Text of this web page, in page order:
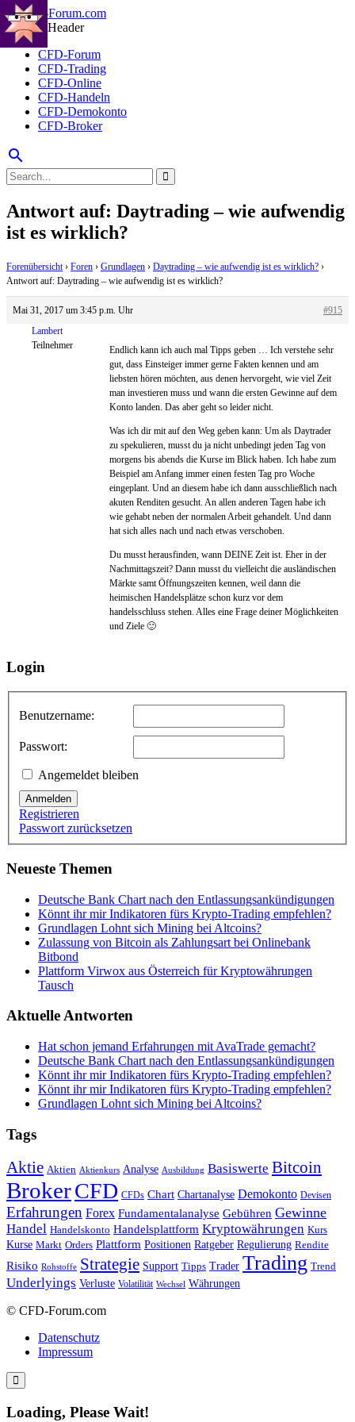
CFD-Forum
CFD-Trading
CFD-Online
CFD-Handeln
CFD-Demokonto
CFD-Broker
search
Antwort auf: Daytrading – wie aufwendig
ist es wirklich?
Forenübersicht › Foren › Grundlagen › Daytrading – wie aufwendig ist es wirklich? ›
Antwort auf: Daytrading – wie aufwendig ist es wirklich?
Mai 31, 2017 um 3:45 p.m. Uhr
#915
Lambert
Teilnehmer
Endlich kann ich auch mal Tipps geben … Ich verstehe sehr
gut, dass Einsteiger immer gerne Fakten kennen und am
liebsten hören möchten, aus denen hervorgeht, wie viel Zeit
man investieren muss und wann die ersten Gewinne auf dem
Konto landen. Das aber geht so leider nicht.
Was ich dir mit auf den Weg geben kann: Um als Daytrader
zu spekulieren, musst du ja nicht unbedingt jeden Tag von
morgens bis abends die Kurse im Blick haben. Ich habe zum
Beispiel am Anfang immer einen festen Tag pro Woche
eingeplant. Und an diesem habe ich dann ausschließlich nach
akuten Renditen gesucht. An allen anderen Tagen habe ich
wie gehabt neben der normalen Arbeit gehandelt. Und dann
hat sich alles nach und nach etwas verschoben.
Du musst herausfinden, wann DEINE Zeit ist. Eher in der
Nachmittagszeit? Dann musst du vielleicht die ausländischen
Märkte samt Öffnungszeiten kennen, weil dann die
heimischen Handelsplätze schon kurz vor dem
handelsschluss stehen. Alles eine Frage deiner Möglichkeiten
und Ziele 🙂
Login
Benutzername:
Passwort:
Angemeldet bleiben
Anmelden
Registrieren
Passwort zurücksetzen
Neueste Themen
Deutsche Bank Chart nach den Entlassungsankündigungen
Könnt ihr mir Indikatoren fürs Krypto-Trading empfehlen?
Grundlagen Lohnt sich Mining bei Altcoins?
Zulassung von Bitcoin als Zahlungsart bei Onlinebank
Bitbond
Plattform Virwox aus Österreich für Kryptowährungen
Tausch
Aktuelle Antworten
Hat schon jemand Erfahrungen mit AvaTrade gemacht?
Deutsche Bank Chart nach den Entlassungsankündigungen
Könnt ihr mir Indikatoren fürs Krypto-Trading empfehlen?
Könnt ihr mir Indikatoren fürs Krypto-Trading empfehlen?
Grundlagen Lohnt sich Mining bei Altcoins?
Tags
Aktie Aktien Aktienkurs Analyse Ausbildung Basiswerte Bitcoin
BrokerCFD CFDs Chart Chartanalyse Demokonto Devisen
Erfahrungen Forex Fundamentalanalyse Gebühren Gewinne
Handel Handelskonto Handelsplattform Kryptowährungen Kurs
Kurse Markt Orders Plattform Positionen Ratgeber Regulierung Rendite
Risiko Rohstoffe Strategie Support Tipps Trader Trading Trend
Underlyings Verluste Volatilität Wechsel Währungen
© CFD-Forum.com
Datenschutz
Impressum
Loading, Please Wait!